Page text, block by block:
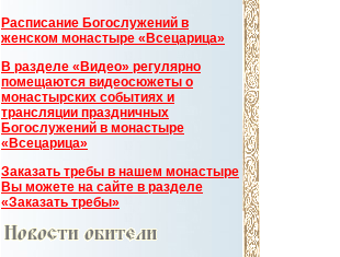
Расписание Богослужений в
женском монастыре «Всецарица»
В разделе «Видео» регулярно
помещаются видеосюжеты о
монастырских событиях и
трансляции праздничных
Богослужений в монастыре
«Всецарица»
Заказать требы в нашем монастыре
Вы можете на сайте в разделе
«Заказать требы»